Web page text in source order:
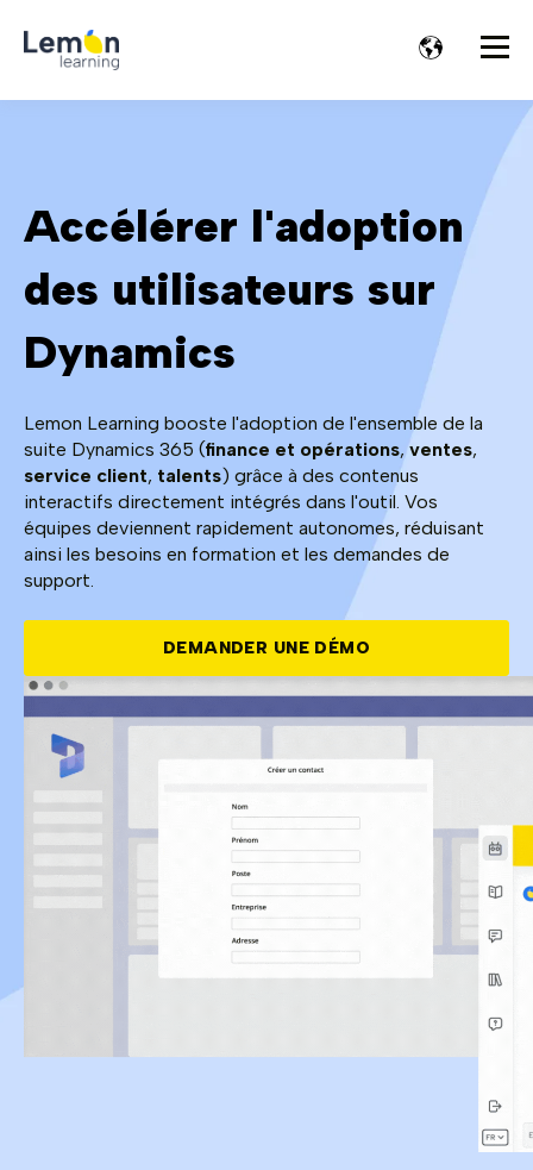
Accélérer l'adoption
des utilisateurs sur
Dynamics
Lemon Learning booste l'adoption de l'ensemble de la
suite Dynamics 365 (finance et opérations,ventes,
service client, talents) grâce à des contenus
interactifs directement intégrés dans l'outil. Vos
équipes deviennent rapidement autonomes, réduisant
ainsi les besoins en formation et les demandes de
support.
DEMANDER UNE DÉMO